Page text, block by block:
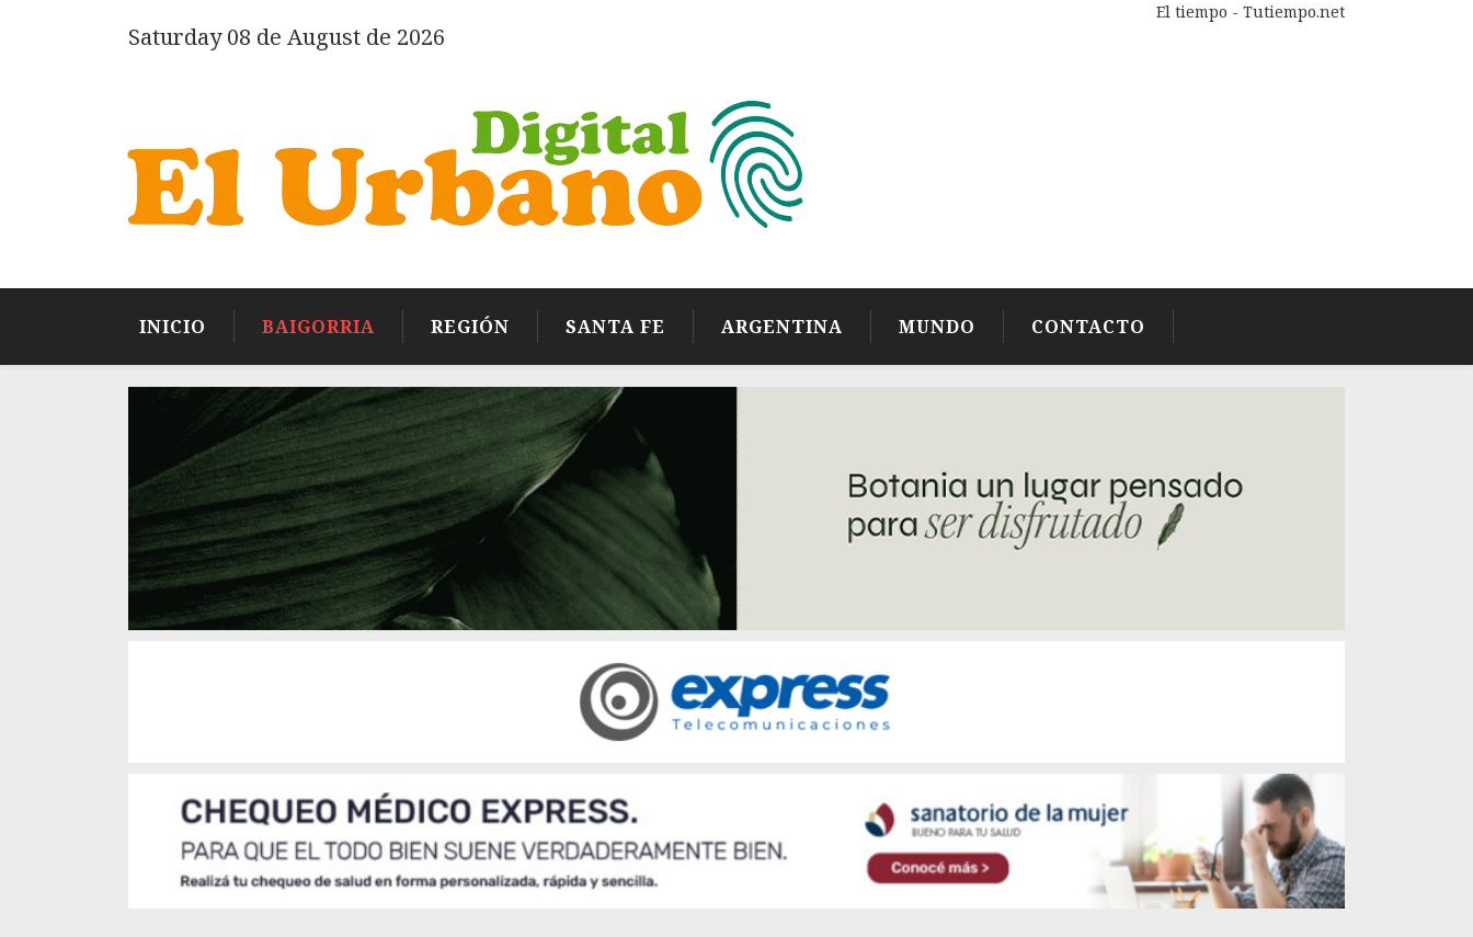
Saturday 08 de August de 2026
El tiempo - Tutiempo.net
INICIO BAIGORRIA REGIÓN SANTA FE ARGENTINA MUNDO CONTACTO